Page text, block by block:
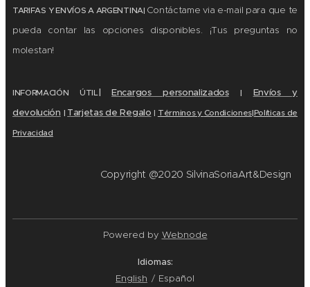
TARIFAS Y ENVÍOS A ARGENTINA| Contáctame via e-mail para que te
pueda contar las opciones disponibles. ¡Tus preguntas no
molestan!
INFORMACIÓN ÚTIL| Encargos personalizados | Envíos y
devolución | Tarjetas de Regalo | Términos y Condiciones|Políticas de
Privacidad
Copyright @2020 SilvinaSoriaArt&Design
Powered by Webnode
Idiomas
English
Español